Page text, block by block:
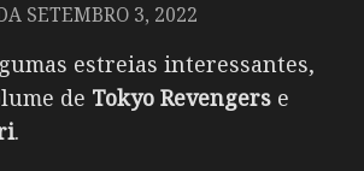
SETEMBRO 3, 2022
estreias interessantes,
de Tokyo Revengers e
.